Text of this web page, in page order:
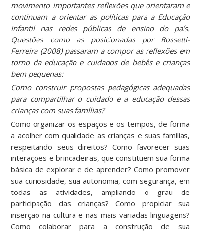
movimento importantes reflexões que orientaram e
continuam a orientar as políticas para a Educação
Infantil nas redes públicas de ensino do país.
Questões como as posicionadas por Rossetti-
Ferreira (2008) passaram a compor as reflexões em
torno da educação e cuidados de bebês e crianças
bem pequenas:
Como construir propostas pedagógicas adequadas
para compartilhar o cuidado e a educação dessas
crianças com suas famílias?
Como organizar os espaços e os tempos, de forma
a acolher com qualidade as crianças e suas famílias,
respeitando seus direitos? Como favorecer suas
interações e brincadeiras, que constituem sua forma
básica de explorar e de aprender? Como promover
sua curiosidade, sua autonomia, com segurança, em
todas as atividades, ampliando o grau de
participação das crianças? Como propiciar sua
inserção na cultura e nas mais variadas linguagens?
Como colaborar para a construção de sua